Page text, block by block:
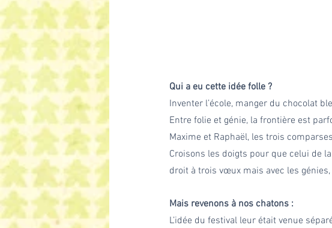
Qui a eu cette idée folle ?
Inventer l’école, manger du chocolat
Entre folie et génie, la frontière est
Maxime et Raphaël, les trois
Croisons les doigts pour que celui de
droit à trois vœux mais avec les
Mais revenons à nos chatons :
L’idée du festival leur était venue